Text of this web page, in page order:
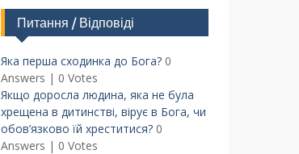
Питання / Відповіді
Яка перша сходинка до Бога? 0
Answers | 0 Votes
Якщо доросла людина, яка не була
хрещена в дитинстві, вірує в Бога, чи
обов’язково їй хреститися? 0
Answers | 0 Votes